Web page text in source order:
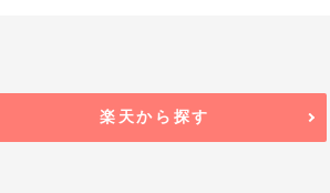
楽天から探す